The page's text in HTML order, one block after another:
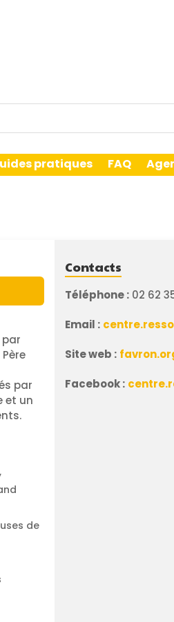
pratiques FAQ
par
par
et un
de
Contacts
Téléphone : 02 62
Email :
Site web :
Facebook :